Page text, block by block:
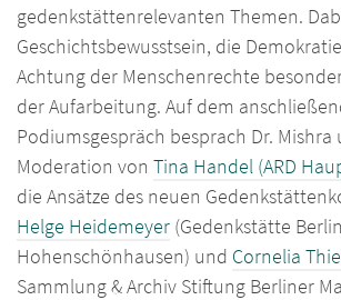
gedenkstättenrelevanten Themen.
Geschichtsbewusstsein, die
Achtung der Menschenrechte
der Aufarbeitung. Auf dem
Podiumsgespräch besprach Dr. Mishra
Moderation von Tina Handel (ARD
die Ansätze des neuen
Helge Heidemeyer (Gedenkstätte Berlin
Hohenschönhausen) und Cornelia
Sammlung & Archiv Stiftung Berliner